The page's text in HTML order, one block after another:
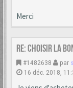
Merci
Re: choisir la
#1482638 par
16 déc. 2018,